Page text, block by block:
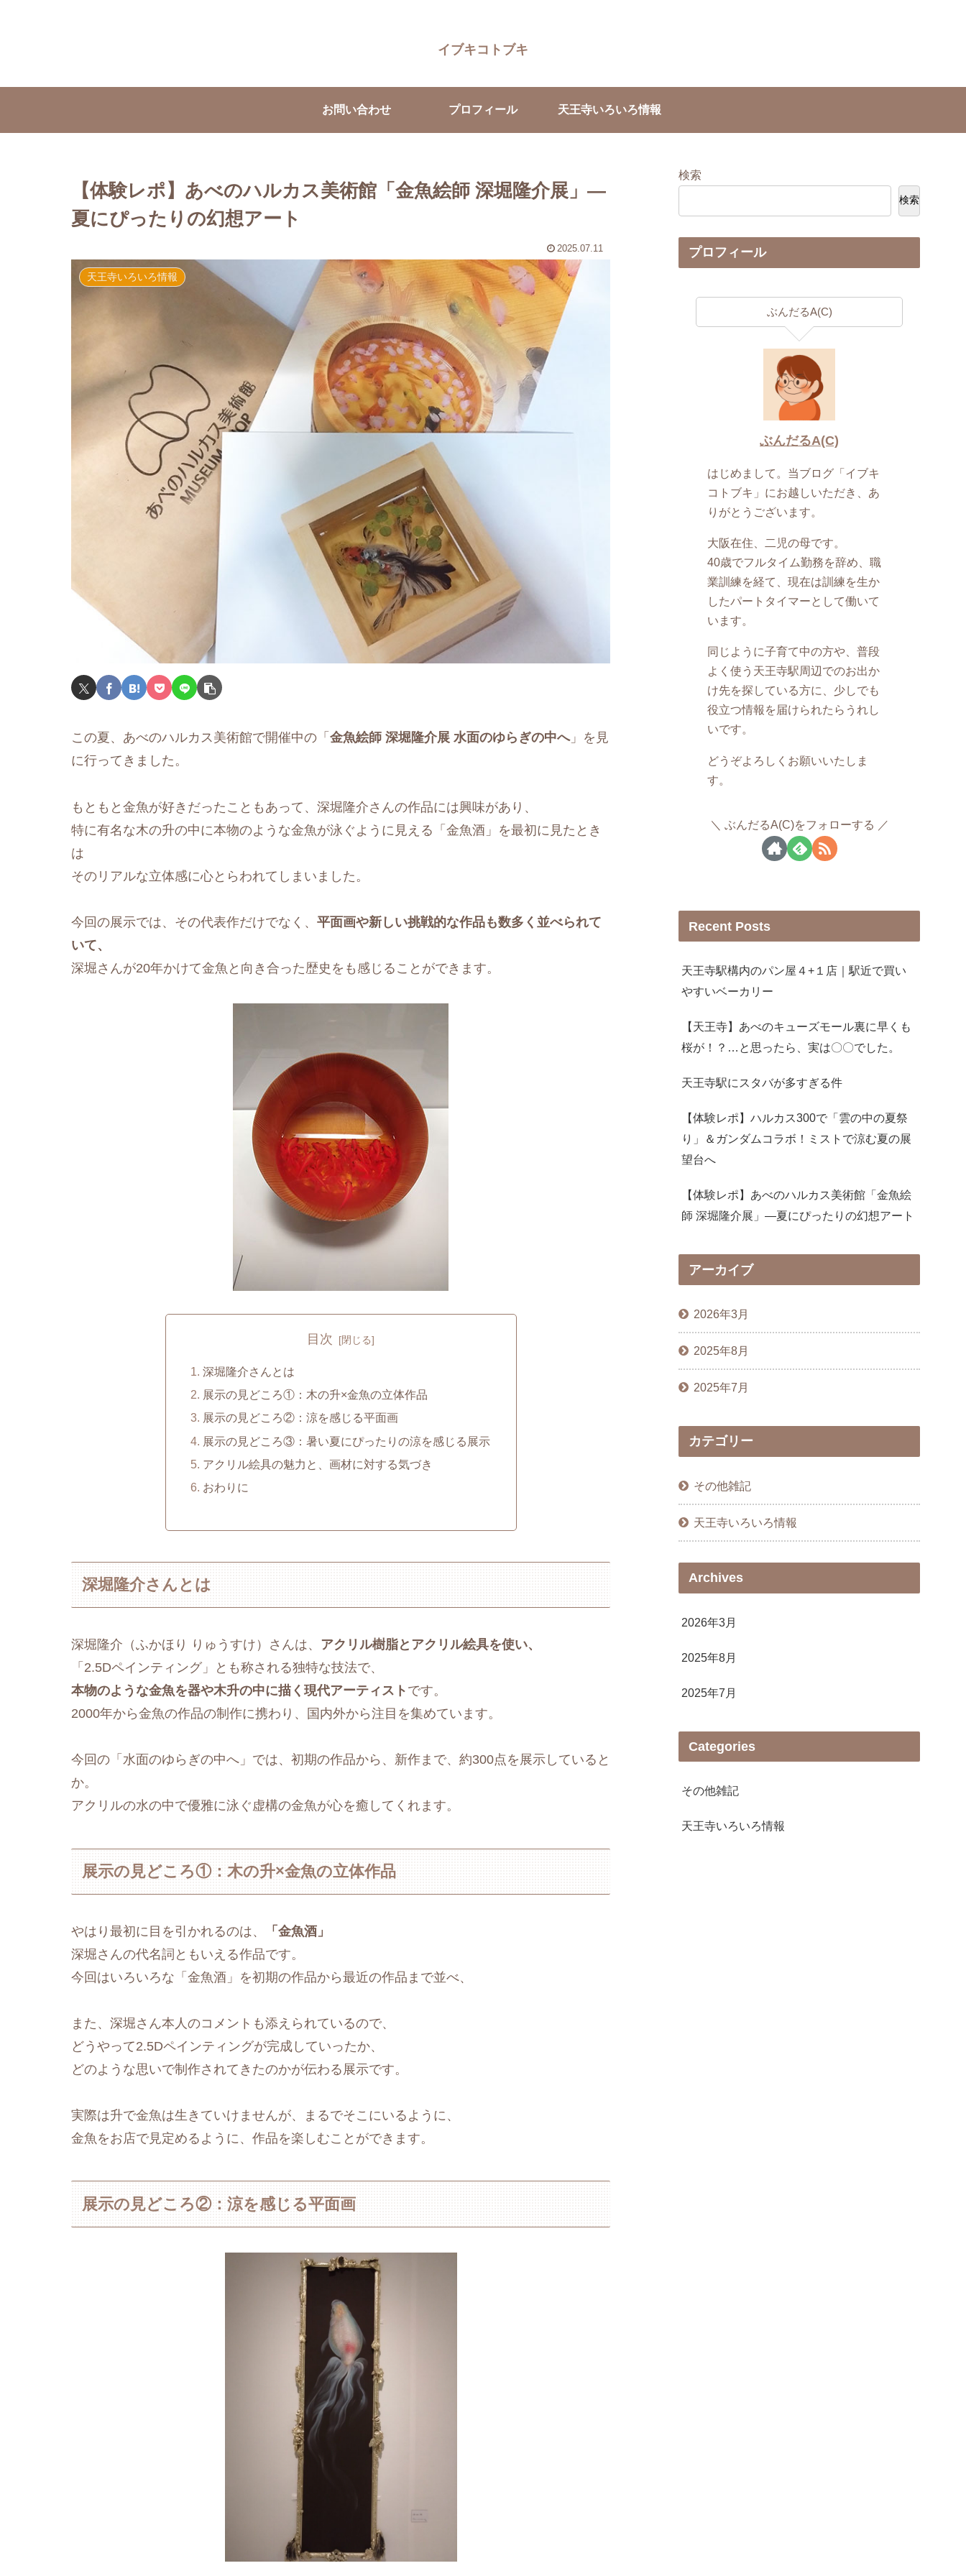
イブキコトブキ
お問い合わせ プロフィール 天王寺いろいろ情報
【体験レポ】あべのハルカス美術館「金魚絵師 深堀隆介展」—
夏にぴったりの幻想アート
2025.07.11
天王寺いろいろ情報
この夏、あべのハルカス美術館で開催中の「 金魚絵師 深堀隆介展 水面のゆらぎの中へ」を見
に行ってきました。
もともと金魚が好きだったこともあって、深堀隆介さんの作品には興味があり、
特に有名な木の升の中に本物のような金魚が泳ぐように見える「金魚酒」を最初に見たとき
は
そのリアルな立体感に心とらわれてしまいました。
今回の展示では、その代表作だけでなく、 平面画や新しい挑戦的な作品も数多く並べられて
いて、
深堀さんが20年かけて金魚と向き合った歴史をも感じることができます。
目次
深堀隆介さんとは
展示の見どころ①：木の升×金魚の立体作品
展示の見どころ②：涼を感じる平面画
展示の見どころ③：暑い夏にぴったりの涼を感じる展示
アクリル絵具の魅力と、画材に対する気づき
おわりに
深堀隆介さんとは
深堀隆介（ふかほり りゅうすけ）さんは、 アクリル樹脂とアクリル絵具を使い、
「2.5Dペインティング」とも称される独特な技法で、
本物のような金魚を器や木升の中に描く現代アーティスト です。
2000年から金魚の作品の制作に携わり、国内外から注目を集めています。
今回の「水面のゆらぎの中へ」では、初期の作品から、新作まで、約300点を展示していると
か。
アクリルの水の中で優雅に泳ぐ虚構の金魚が心を癒してくれます。
展示の見どころ①：木の升×金魚の立体作品
やはり最初に目を引かれるのは、
「金魚酒」
深堀さんの代名詞ともいえる作品です。
今回はいろいろな「金魚酒」を初期の作品から最近の作品まで並べ、
また、深堀さん本人のコメントも添えられているので、
どうやって2.5Dペインティングが完成していったか、
どのような思いで制作されてきたのかが伝わる展示です。
実際は升で金魚は生きていけませんが、まるでそこにいるように、
金魚をお店で見定めるように、作品を楽しむことができます。
展示の見どころ②：涼を感じる平面画
検索
検索
プロフィール
ぶんだるA(C)
ぶんだるA(C)
はじめまして。当ブログ「イブキ
コトブキ」にお越しいただき、あ
りがとうございます。
大阪在住、二児の母です。
40歳でフルタイム勤務を辞め、職
業訓練を経て、現在は訓練を生か
したパートタイマーとして働いて
います。
同じように子育て中の方や、普段
よく使う天王寺駅周辺でのお出か
け先を探している方に、少しでも
役立つ情報を届けられたらうれし
いです。
どうぞよろしくお願いいたしま
す。
ぶんだるA(C)をフォローする
Recent Posts
天王寺駅構内のパン屋４+１店｜駅近で買い
やすいベーカリー
【天王寺】あべのキューズモール裏に早くも
桜が！？…と思ったら、実は〇〇でした。
天王寺駅にスタバが多すぎる件
【体験レポ】ハルカス300で「雲の中の夏祭
り」＆ガンダムコラボ！ミストで涼む夏の展
望台へ
【体験レポ】あべのハルカス美術館「金魚絵
師 深堀隆介展」—夏にぴったりの幻想アート
アーカイブ
2026年3月
2025年8月
2025年7月
カテゴリー
その他雑記
天王寺いろいろ情報
Archives
2026年3月
2025年8月
2025年7月
Categories
その他雑記
天王寺いろいろ情報